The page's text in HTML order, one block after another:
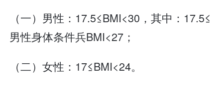
（一）男性：17.5≤BMI<30，其中：17.5≤
男性身体条件兵BMI<27；
（二）女性：17≤BMI<24。